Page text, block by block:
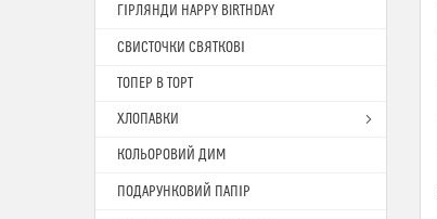
ГІРЛЯНДИ HAPPY BIRTHDAY
СВИСТОЧКИ СВЯТКОВІ
ТОПЕР В ТОРТ
ХЛОПАВКИ
КОЛЬОРОВИЙ ДИМ
ПОДАРУНКОВИЙ ПАПІР